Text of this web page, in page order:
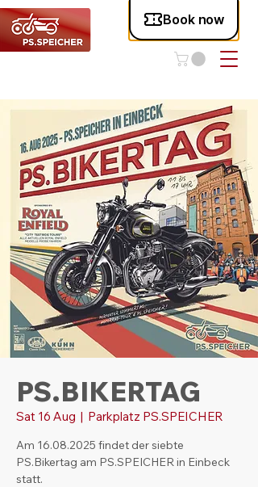
PS.BIKERTAG
Sat 16 Aug
  |
Parkplatz PS.SPEICHER
Am 16.08.2025 findet der siebte
PS.Bikertag am PS.SPEICHER in Einbeck
statt.